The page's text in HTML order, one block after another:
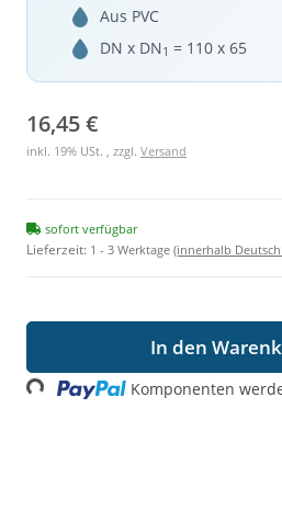
Aus PVC
DN x DN1 = 110 x 65
16,45 €
inkl. 19% USt. , zzgl. Versand
sofort verfügbar
Lieferzeit: 1 - 3 Werktage (innerhalb
In den
Komponenten